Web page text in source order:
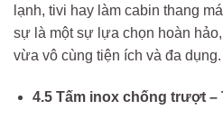
lạnh, tivi hay làm cabin thang
sự là một sự lựa chọn hoàn
vừa vô cùng tiện ích và đa dụng.
4.5 Tấm inox chống trượt –